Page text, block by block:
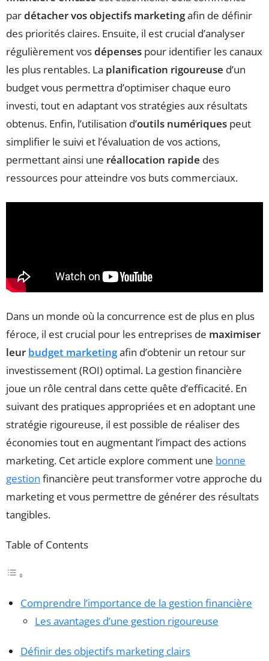
pardétacher vos objectifs marketingafin de définir
des priorités claires. Ensuite, il est crucial d’analyser
régulièrement vosdépenses pour identifier les canaux
les plus rentables. La planification rigoureuse d’un
budget vous permettra d’optimiser chaque euro
investi, tout en adaptant vos stratégies aux résultats
obtenus. Enfin, l’utilisation d’outils numériques peut
simplifier le suivi et l’évaluation de vos actions,
permettant ainsi une réallocation rapide des
ressources pour atteindre vos buts commerciaux.
Dans un monde où la concurrence est de plus en plus
féroce, il est crucial pour les entreprises de maximiser
leur budget marketingafin d’obtenir un retour sur
investissement (ROI) optimal. La gestion financière
joue un rôle central dans cette quête d’efficacité. En
suivant des pratiques appropriées et en adoptant une
stratégie rigoureuse, il est possible de réaliser des
économies tout en augmentant l’impact des actions
marketing. Cet article explore comment une bonne
gestion financière peut transformer votre approche du
marketing et vous permettre de générer des résultats
tangibles.
Table of Contents
Comprendre l’importance de la gestion financière
Les avantages d’une gestion rigoureuse
Définir des objectifs marketing clairs